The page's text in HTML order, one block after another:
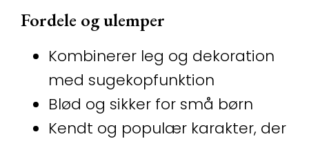
Fordele og ulemper
Kombinerer leg og dekoration
med sugekopfunktion
Blød og sikker for små børn
Kendt og populær karakter, der